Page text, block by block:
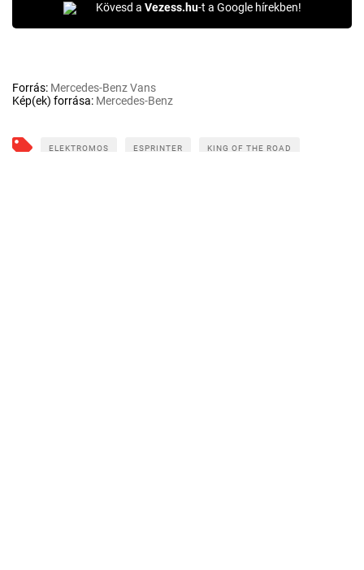
Kövesd a Vezess.hu-t a Google hírekben!
Forrás: Mercedes-Benz Vans
Kép(ek) forrása: Mercedes-Benz
ELEKTROMOS ESPRINTER KING OF THE ROAD